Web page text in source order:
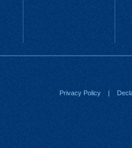
|
Privacy Policy